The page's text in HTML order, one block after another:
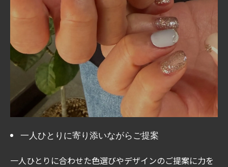
一人ひとりに寄り添いながらご提案
一人ひとりに合わせた色選びやデザインのご提案に力を
ご予約はこちら